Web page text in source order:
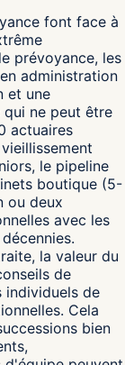
font face à
prévoyance, les
administration
et une
ne peut être
actuaires
le pipeline
boutique (5-
ou deux
avec les
la valeur du
de
individuels de
Cela
bien